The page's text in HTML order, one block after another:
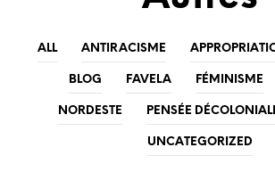
ALL ANTIRACISME
BLOG FAVELA FÉMINISME
NORDESTE PENSÉE
UNCATEGORIZED